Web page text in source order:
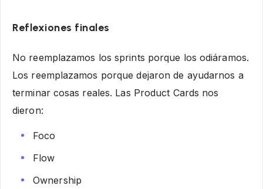
Reflexiones finales
No reemplazamos los sprints porque los odiáramos.
Los reemplazamos porque dejaron de ayudarnos a
terminar cosas reales. Las Product Cards nos
dieron:
Foco
Flow
Ownership